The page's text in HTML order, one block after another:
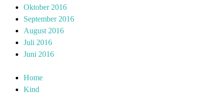
Oktober 2016
September 2016
August 2016
Juli 2016
Juni 2016
Home
Kind